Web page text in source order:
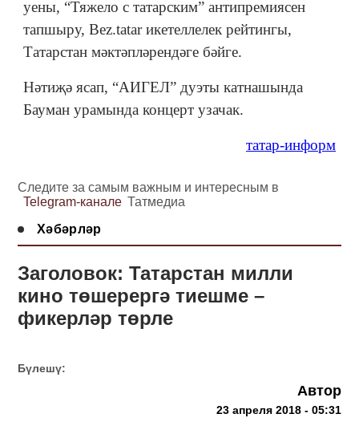
уены, “Тяжело с татарским” антипремиясен
тапшыру, Bez.tatar икетеллелек рейтингы,
Татарстан мәктәпләрендәге бәйге.
Нәтиҗә ясап, “АИГЕЛ” дуэты катнашында
Бауман урамында концерт узачак.
татар-информ
Следите за самым важным и интересным в
Telegram-канале Татмедиа
Хәбәрләр
Заголовок: Татарстан милли
кино төшерергә тиешме –
фикерләр төрле
Бүлешү:
Автор
23 апреля 2018 - 05:31